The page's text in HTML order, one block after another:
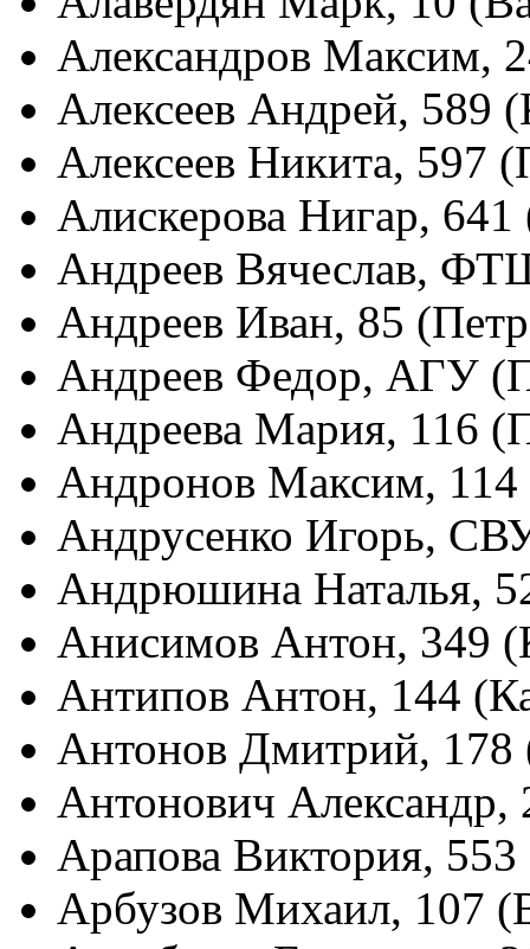
Александров Максим,
Алексеев Андрей, 589
Алексеев Никита, 597
Алискерова Нигар,
Андреев Вячеслав,
Андреев Иван, 85
Андреев Федор, АГУ
Андреева Мария, 116
Андронов Максим,
Андрусенко Игорь,
Андрюшина Наталья,
Анисимов Антон, 349
Антипов Антон, 144
Антонов Дмитрий, 178
Антонович
Арапова Виктория,
Арбузов Михаил, 107